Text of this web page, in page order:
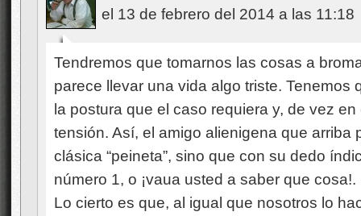
el 13 de febrero del 2014 a las 11:18
Tendremos que tomarnos las cosas a
parece llevar una vida algo triste. Tenemos
la postura que el caso requiera y, de vez
tensión. Así, el amigo alienigena que arriba
clásica “peineta”, sino que con su dedo
número 1, o ¡vaua usted a saber que cosa!.
Lo cierto es que, al igual que nosotros lo